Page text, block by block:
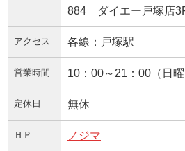
884 ダイエー戸塚店
アクセス 各線：戸塚駅
営業時間 10：00～21：00（日
定休日 無休
ＨＰ ノジマ